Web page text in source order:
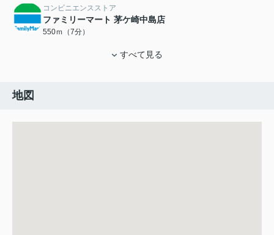
コンビニエンスストア
ファミリーマート 茅ケ崎中島店
550ｍ（7分）
すべて見る
地図